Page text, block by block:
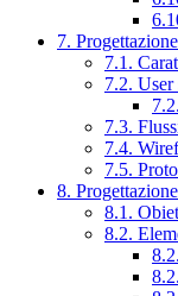
7.
7.1.
7.2. User
7.3.
7.4.
7.5.
8.
8.1.
8.2.